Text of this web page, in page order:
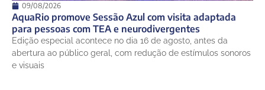
09/08/2026
AquaRio promove Sessão Azul com visita adaptada
para pessoas com TEA e neurodivergentes
Edição especial acontece no dia 16 de agosto, antes da
abertura ao público geral, com redução de estímulos sonoros
e visuais